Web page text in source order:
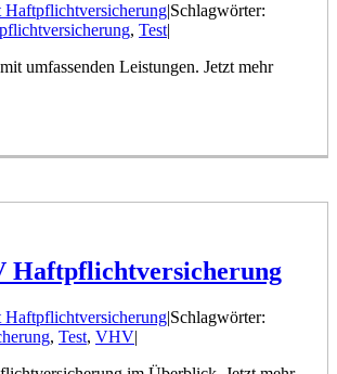
Haftpflichtversicherung|Schlagwörter:
, Test|
umfassenden Leistungen. Jetzt mehr
Haftpflichtversicherung
Haftpflichtversicherung|Schlagwörter:
, Test, VHV|